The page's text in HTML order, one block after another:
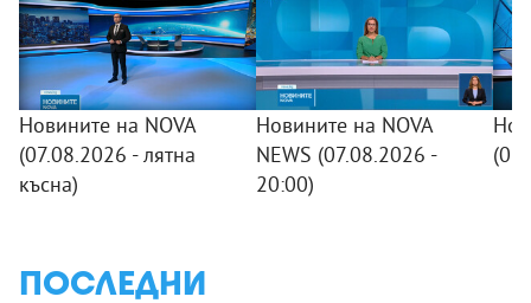
Новините на NOVA
(07.08.2026 - лятна
късна)
Новините на NOVA
NEWS (07.08.2026 -
20:00)
ПОСЛЕДНИ